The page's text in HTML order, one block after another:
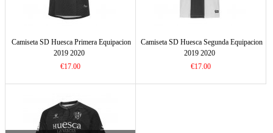
Camiseta SD Huesca Primera Equipacion
2019 2020
€17.00
Camiseta SD Huesca Segunda Equipacion
2019 2020
€17.00